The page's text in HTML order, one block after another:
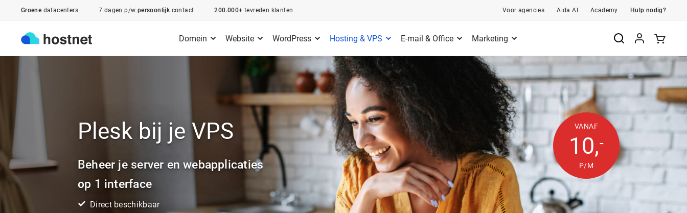
Ga naar de hoofdinhoud
Groene datacenters 7 dagen p/w persoonlijk contact 200.000+ tevreden klanten Voor agencies Aida AI Academy Hulp nodig?
Domein Website WordPress Hosting & VPS E-mail & Office Marketing
Plesk bij je VPS
Beheer je server en webapplicaties
op 1 interface
Direct beschikbaar
VANAF
10,-
P/M